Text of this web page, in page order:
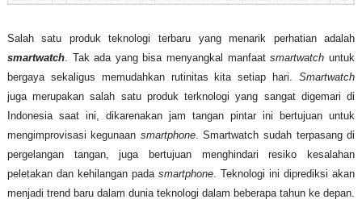
Salah satu produk teknologi terbaru yang menarik perhatian adalah
smartwatch. Tak ada yang bisa menyangkal manfaatsmartwatch untuk
bergaya sekaligus memudahkan rutinitas kita setiap hari.Smartwatch
juga merupakan salah satu produk terknologi yang sangat digemari di
Indonesia saat ini, dikarenakan jam tangan pintar ini bertujuan untuk
mengimprovisasi kegunaan smartphone. Smartwatch sudah terpasang di
pergelangan tangan, juga bertujuan menghindari resiko kesalahan
peletakan dan kehilangan pada smartphone. Teknologi ini diprediksi akan
menjadi trend baru dalam dunia teknologi dalam beberapa tahun ke depan.